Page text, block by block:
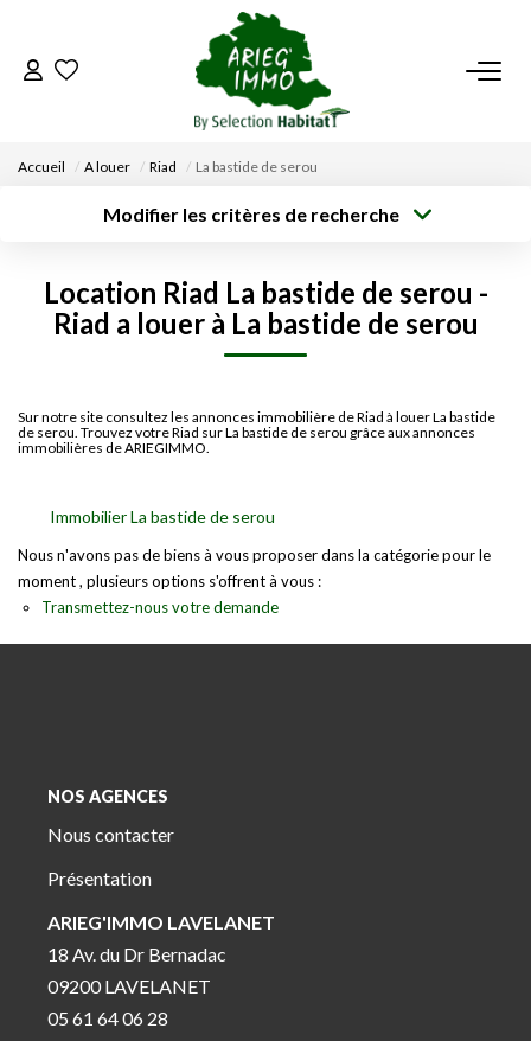
ACCUEIL
DÉPOSEZ VOTRE RECHERCHE
EN
Accueil A louer Riad La bastide de serou
Modifier les critères de recherche
Sélectionnez...
Type de bien
Surface min
Location Riad La bastide de serou -
Riad a louer à La bastide de serou
Sur notre site consultez les annonces immobilière de Riad à louer La bastide
de serou. Trouvez votre Riad sur La bastide de serou grâce aux annonces
immobilières de ARIEGIMMO.
Immobilier La bastide de serou
Nous n'avons pas de biens à vous proposer dans la catégorie pour le
moment , plusieurs options s'offrent à vous :
Transmettez-nous votre demande
NOS AGENCES
Nous contacter
Présentation
ARIEG'IMMO LAVELANET
18 Av. du Dr Bernadac
09200 LAVELANET
05 61 64 06 28